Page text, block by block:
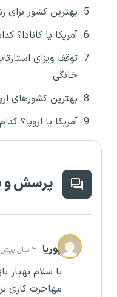
بهترین کشور برای
آمریکا یا
توقف ویزای
خانگی
بهترین کشورهای
آمریکا یا اروپا؟
پرسش و
پوریا ۳ سال پیش
با سلام بهیار
مهاجرت کاری